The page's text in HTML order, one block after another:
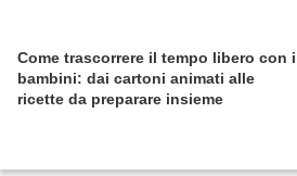
Come trascorrere il tempo libero con i
bambini: dai cartoni animati alle
ricette da preparare insieme